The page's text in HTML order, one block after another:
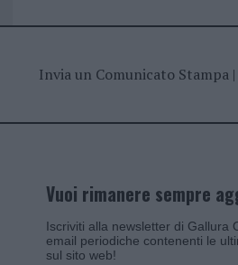
Invia un Comunicato Stampa|
Vuoi rimanere sempre
Iscriviti alla newsletter di Gallura
email periodiche contenenti le
sul sito web!